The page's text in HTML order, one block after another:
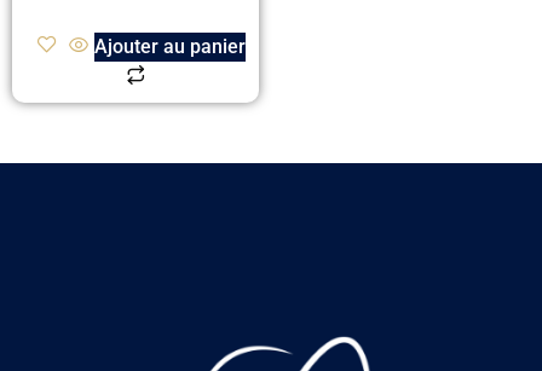
Ajouter au panier